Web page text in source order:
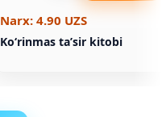
Narx: 4.90 UZS
Koʻrinmas taʼsir kitobi